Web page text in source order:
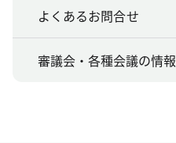
よくあるお問合せ
審議会・各種会議の情報